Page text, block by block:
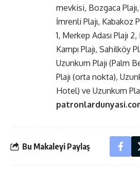
mevkisi, Bozgaca Plajı,
İmrenli Plajı, Kabakoz
1, Merkep Adası Plajı
Kampı Plajı, Sahilköy
Uzunkum Plajı (Palm
Plajı (orta nokta),
Hotel) ve Uzunkum
Bu Makaleyi Paylaş